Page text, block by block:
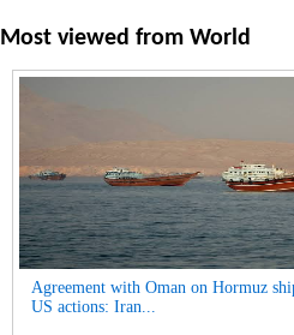
Most viewed from World
Agreement with Oman on Hormuz
US actions: Iran...